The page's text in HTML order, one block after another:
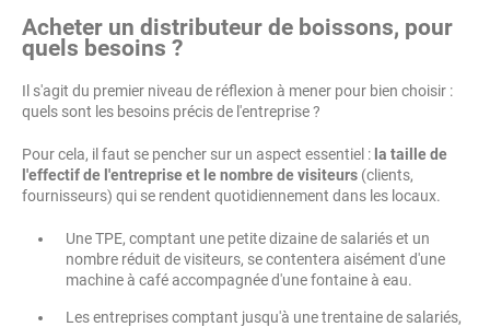
Acheter un distributeur de boissons, pour
quels besoins ?
Il s'agit du premier niveau de réflexion à mener pour bien choisir :
quels sont les besoins précis de l'entreprise ?
Pour cela, il faut se pencher sur un aspect essentiel : la taille de
l'effectif de l'entreprise et le nombre de visiteurs (clients,
fournisseurs) qui se rendent quotidiennement dans les locaux.
Une TPE, comptant une petite dizaine de salariés et un
nombre réduit de visiteurs, se contentera aisément d'une
machine à café accompagnée d'une fontaine à eau.
Les entreprises comptant jusqu'à une trentaine de salariés,